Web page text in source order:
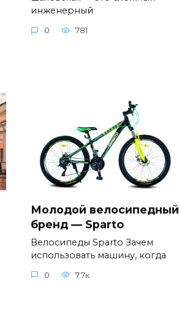
инженерный
0 781
Молодой велосипедный
бренд — Sparto
Велосипеды Sparto Зачем
использовать машину, когда
0 7.7к.